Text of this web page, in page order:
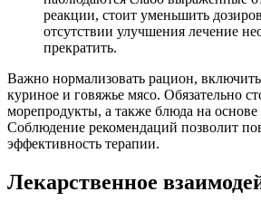
реакции, стоит уменьшить
отсутствии улучшения лечение
прекратить.
Важно нормализовать рацион,
куриное и говяжье мясо. Обязательно
морепродукты, а также блюда на основе
Соблюдение рекомендаций позволит
эффективность терапии.
Лекарственное